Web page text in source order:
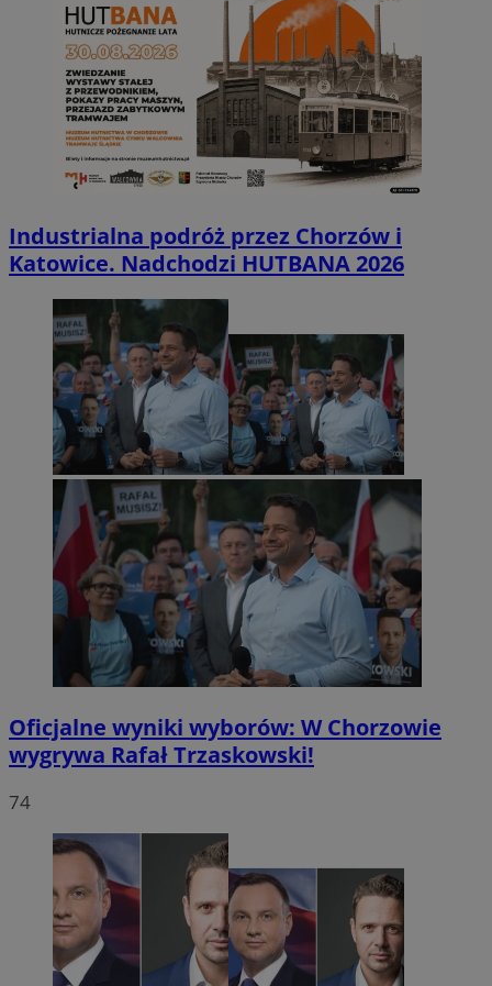
Industrialna podróż przez Chorzów i
Katowice. Nadchodzi HUTBANA 2026
Oficjalne wyniki wyborów: W Chorzowie
wygrywa Rafał Trzaskowski!
74